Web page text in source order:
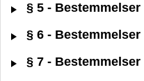
§ 5 -
§ 6 -
§ 7 -